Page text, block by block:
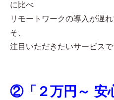
に比べ
リモートワークの導入が遅
そ、
注目いただきたいサービスで
②「２万円～ 安